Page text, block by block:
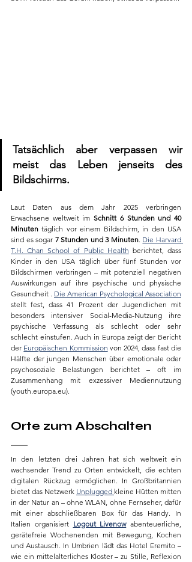
Tatsächlich aber verpassen wir
meist das Leben jenseits des
Bildschirms.
Laut Daten aus dem Jahr 2025 verbringen
Erwachsene weltweit im Schnitt 6 Stunden und 40
Minuten täglich vor einem Bildschirm, in den USA
sind es sogar 7 Stunden und 3 Minuten. Die Harvard
T.H. Chan School of Public Health berichtet, dass
Kinder in den USA täglich über fünf Stunden vor
Bildschirmen verbringen – mit potenziell negativen
Auswirkungen auf ihre psychische und physische
Gesundheit . Die American Psychological Association
stellt fest, dass 41 Prozent der Jugendlichen mit
besonders intensiver Social-Media-Nutzung ihre
psychische Verfassung als schlecht oder sehr
schlecht einstufen. Auch in Europa zeigt der Bericht
der Europäischen Kommission von 2024, dass fast die
Hälfte der jungen Menschen über emotionale oder
psychosoziale Belastungen berichtet – oft im
Zusammenhang mit exzessiver Mediennutzung
(youth.europa.eu).
Orte zum Abschalten
In den letzten drei Jahren hat sich weltweit ein
wachsender Trend zu Orten entwickelt, die echten
digitalen Rückzug ermöglichen. In Großbritannien
bietet das Netzwerk Unplugged kleine Hütten mitten
in der Natur an – ohne WLAN, ohne Fernseher, dafür
mit einer abschließbaren Box für das Handy. In
Italien organisiert Logout Livenow abenteuerliche,
gerätefreie Wochenenden mit Bewegung, Kochen
und Austausch. In Umbrien lädt das Hotel Eremito –
wie ein mittelalterliches Kloster – zu Stille, Reflexion